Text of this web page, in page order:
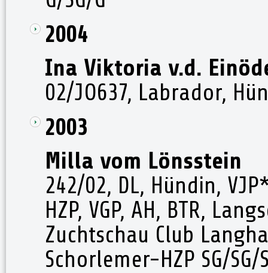
2004
Ina Viktoria v.d.
02/JO637, Labrador,
2003
Milla vom Lönsstein
242/02, DL, Hündin,
HZP, VGP, AH, BTR,
Zuchtschau Club
Schorlemer-HZP SG/SG/